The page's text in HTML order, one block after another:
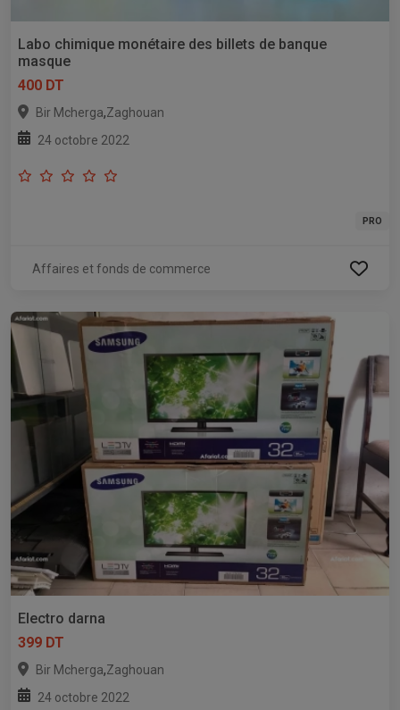
Labo chimique monétaire des billets de banque
masque
400 DT
Bir Mcherga,Zaghouan
24 octobre 2022
PRO
Affaires et fonds de commerce
Electro darna
399 DT
Bir Mcherga,Zaghouan
24 octobre 2022